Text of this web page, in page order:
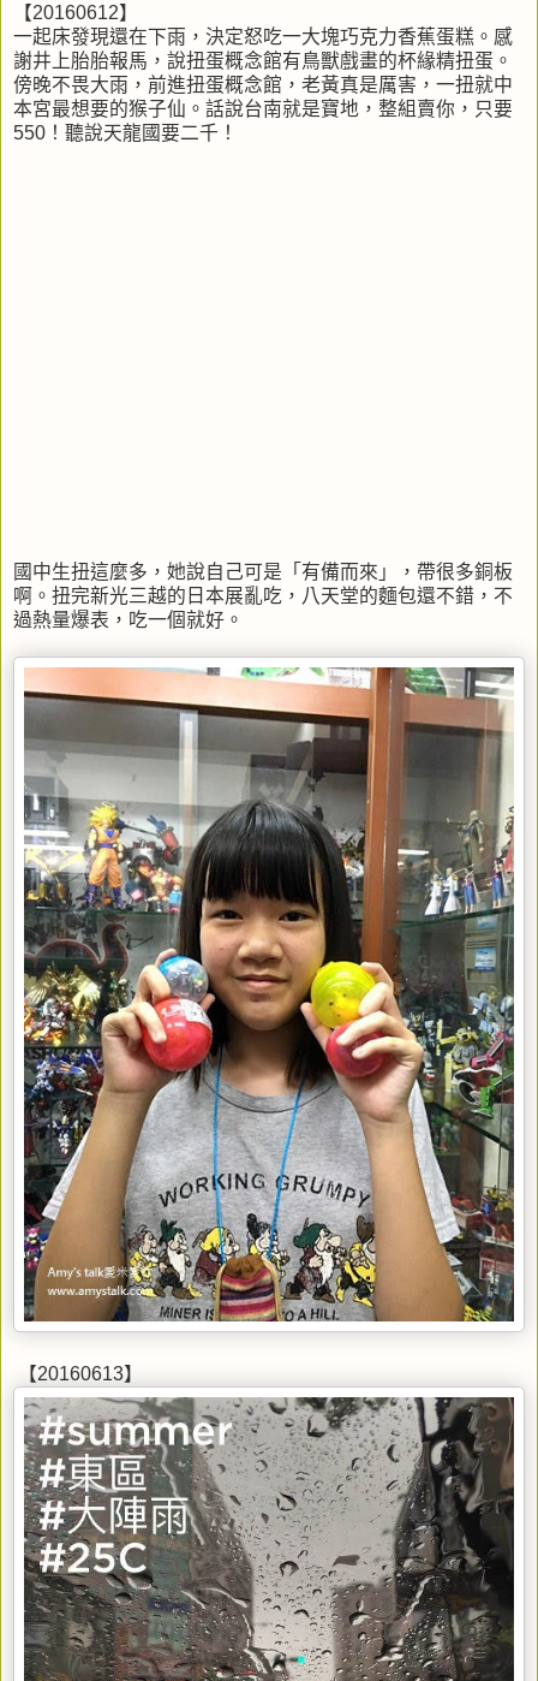
【20160612】
一起床發現還在下雨，決定怒吃一大塊巧克力香蕉蛋糕。感
謝井上胎胎報馬，說扭蛋概念館有鳥獸戲畫‬的杯緣精‬扭蛋。
傍晚不畏大雨，前進扭蛋概念館，老黃真是厲害，一扭就中
本宮最想要的猴子仙。話說台南就是寶地，整組賣你，只要
550！聽說天龍國要二千！
國中生扭這麼多，她說自己可是「有備而來」，帶很多銅板
啊。扭完新光三越的日本展亂吃，八天堂的麵包還不錯，不
過熱量爆表，吃一個就好。
‪ 【20160613】